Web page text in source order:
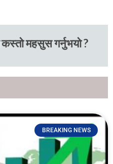
महसुस गर्नुभयो ?
BREAKING NEWS